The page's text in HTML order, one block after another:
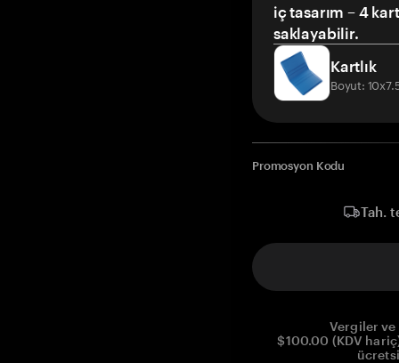
iç tasarım – 4
saklayabilir.
Kartlık
Boyut:
Promosyon Kodu
Tah.
Vergiler
$100.00 (KDV